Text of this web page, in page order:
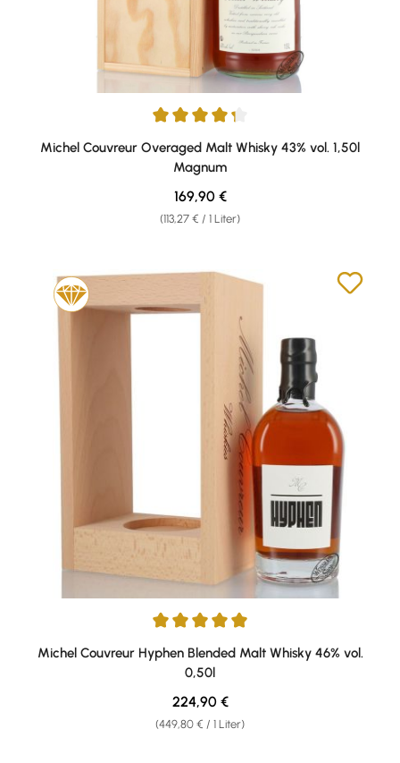
Durchschnittliche Bewertung von 4.33 von 5 Sternen
Michel Couvreur Overaged Malt Whisky 43% vol. 1,50l
Magnum
(113,27 € / 1 Liter)
Regulärer Preis:
169,90 €
Durchschnittliche Bewertung von 5 von 5 Sternen
Michel Couvreur Hyphen Blended Malt Whisky 46% vol.
0,50l
(449,80 € / 1 Liter)
Regulärer Preis:
224,90 €